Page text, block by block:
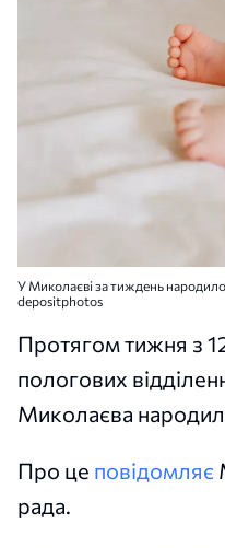
У Миколаєві за тиждень
depositphotos
Протягом тижня з
пологових
Миколаєва
Про це повідомляє
рада.